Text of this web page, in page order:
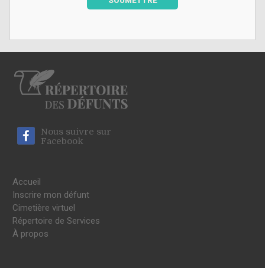
Nous suivre sur
Facebook
Accueil
Inscrire mon défunt
Cimetière virtuel
Répertoire de Services
À propos